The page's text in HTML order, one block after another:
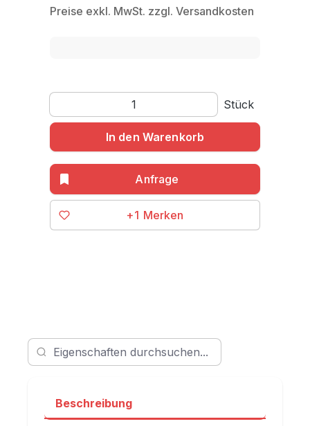
Preise exkl. MwSt. zzgl. Versandkosten
Produkt Anzahl: Gib den gewünschten Wert ein
Stück
In den Warenkorb
+1
Beschreibung